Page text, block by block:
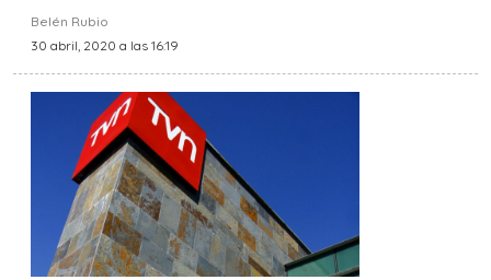
Belén Rubio
30 abril, 2020 a las 16:19